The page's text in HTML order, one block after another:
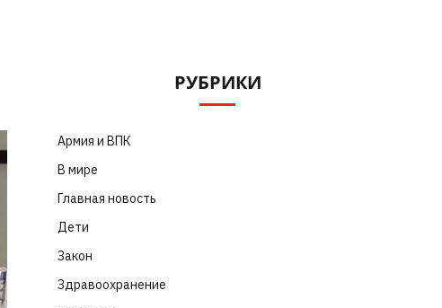
РУБРИКИ
Армия и ВПК
В мире
Главная новость
Дети
Закон
Здравоохранение